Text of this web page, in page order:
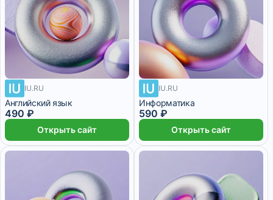
IU.RU
Английский язык
490 ₽
Открыть сайт
IU.RU
Информатика
590 ₽
Открыть сайт